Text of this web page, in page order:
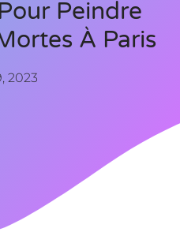
Peindre
À Paris
2023